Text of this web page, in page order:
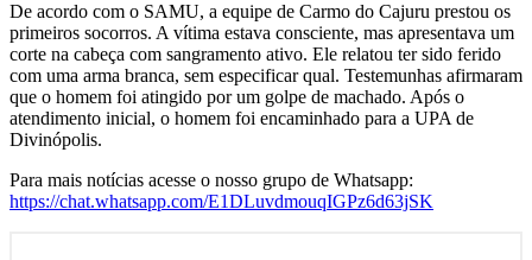
De acordo com o SAMU, a equipe de Carmo do Cajuru prestou os
primeiros socorros. A vítima estava consciente, mas apresentava um
corte na cabeça com sangramento ativo. Ele relatou ter sido ferido
com uma arma branca, sem especificar qual. Testemunhas afirmaram
que o homem foi atingido por um golpe de machado. Após o
atendimento inicial, o homem foi encaminhado para a UPA de
Divinópolis.
Para mais notícias acesse o nosso grupo de Whatsapp:
https://chat.whatsapp.com/E1DLuvdmouqIGPz6d63jSK